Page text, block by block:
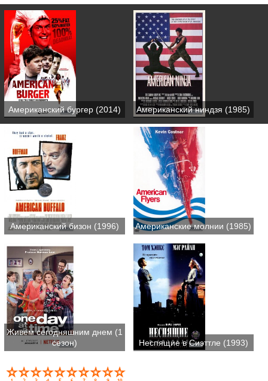
Американский бургер (2014) Американский ниндзя (1985)
Американский бизон (1996) Американские молнии (1985)
Живем сегодняшним днем (1
сезон)
Неспящие в Сиэттле (1993)